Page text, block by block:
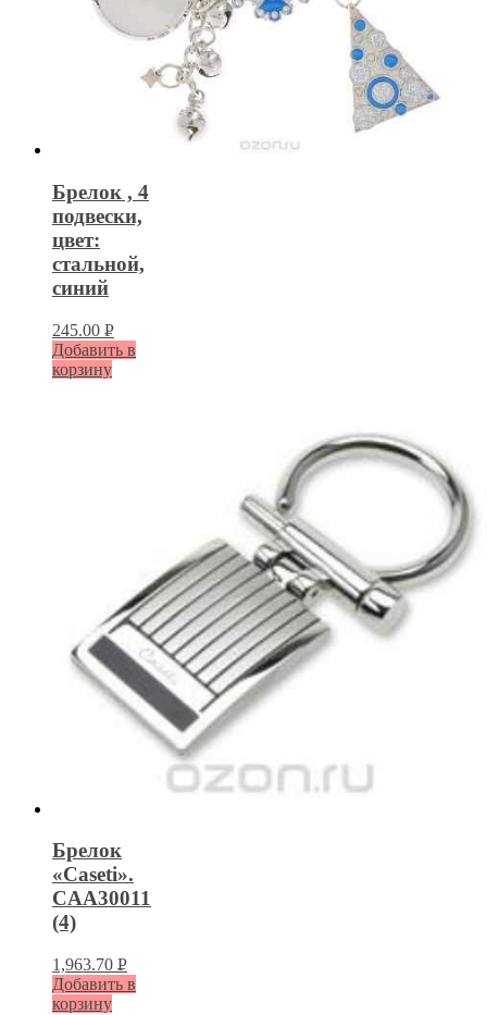
Брелок , 4
подвески,
цвет:
стальной,
синий
245.00 Р
УБ.
Добавить в
корзину
Брелок
«Caseti».
CAA30011
(4)
1,963.70 Р
УБ.
Добавить в
корзину